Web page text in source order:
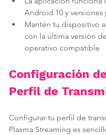
Android 10 y versiones
Mantén tu dispositivo
con la última versión
operativo compatible
Configuración
Perfil de
Configurar tu perfil de
Plasma Streaming es